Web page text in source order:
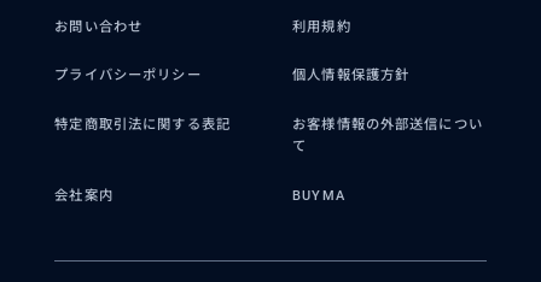
お問い合わせ 利用規約
プライバシーポリシー 個人情報保護方針
特定商取引法に関する表記
お客様情報の外部送信につい
て
会社案内 BUYMA